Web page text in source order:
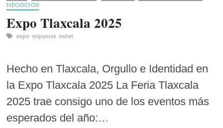
NEGOCIOS
Expo Tlaxcala 2025
expo mipymes sedet
Hecho en Tlaxcala, Orgullo e Identidad en
la Expo Tlaxcala 2025 La Feria Tlaxcala
2025 trae consigo uno de los eventos más
esperados del año:…